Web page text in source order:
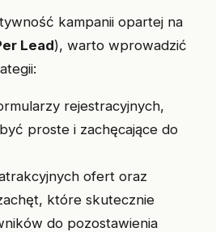
kampanii opartej na
Lead), warto wprowadzić
rejestracyjnych,
proste i zachęcające do
ofert oraz
które skutecznie
do pozostawienia